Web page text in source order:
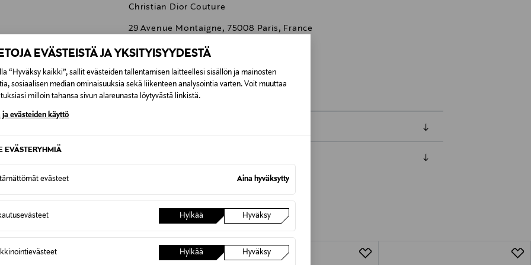
EVÄSTEISTÄ JA YKSITYISYYDESTÄ
“Hyväksy kaikki”, sallit evästeiden tallentamisen laitteellesi sisällön ja mainosten
sosiaalisen median ominaisuuksia sekä liikenteen analysointia varten. Voit muuttaa
milloin tahansa sivun alareunasta löytyvästä linkistä.
ja evästeiden käyttö
EVÄSTERYHMIÄ
evästeet Aina hyväksytty
Hylkää Hyväksy
Hylkää Hyväksy
Christian Dior Couture
29 Avenue Montaigne, 75008 Paris, France
contactdioreu@dior.com
Dior, poskipuna, meikit, kasvot
7,90 €–50,00 € kuljetusyhtiöstä ja tuotteen koosta riippuen
Alk. 6,90 €, kun toimitus on saatavilla valittuun osoitteeseen.
tilaukseesi. Voit palauttaa tilaamasi tuotteen 30 vuorokauden kuluessa tuotteen vastaanottamisesta.
NÄISTÄ